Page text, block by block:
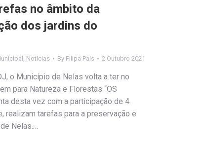
no âmbito da
dos jardins do
, Notícias By Filipa Pais 2 Outubro 2021
o Município de Nelas volta a ter no
para Natureza e Florestas “OS
desta vez com a participação de 4
realizam tarefas para a preservação e
Nelas.…